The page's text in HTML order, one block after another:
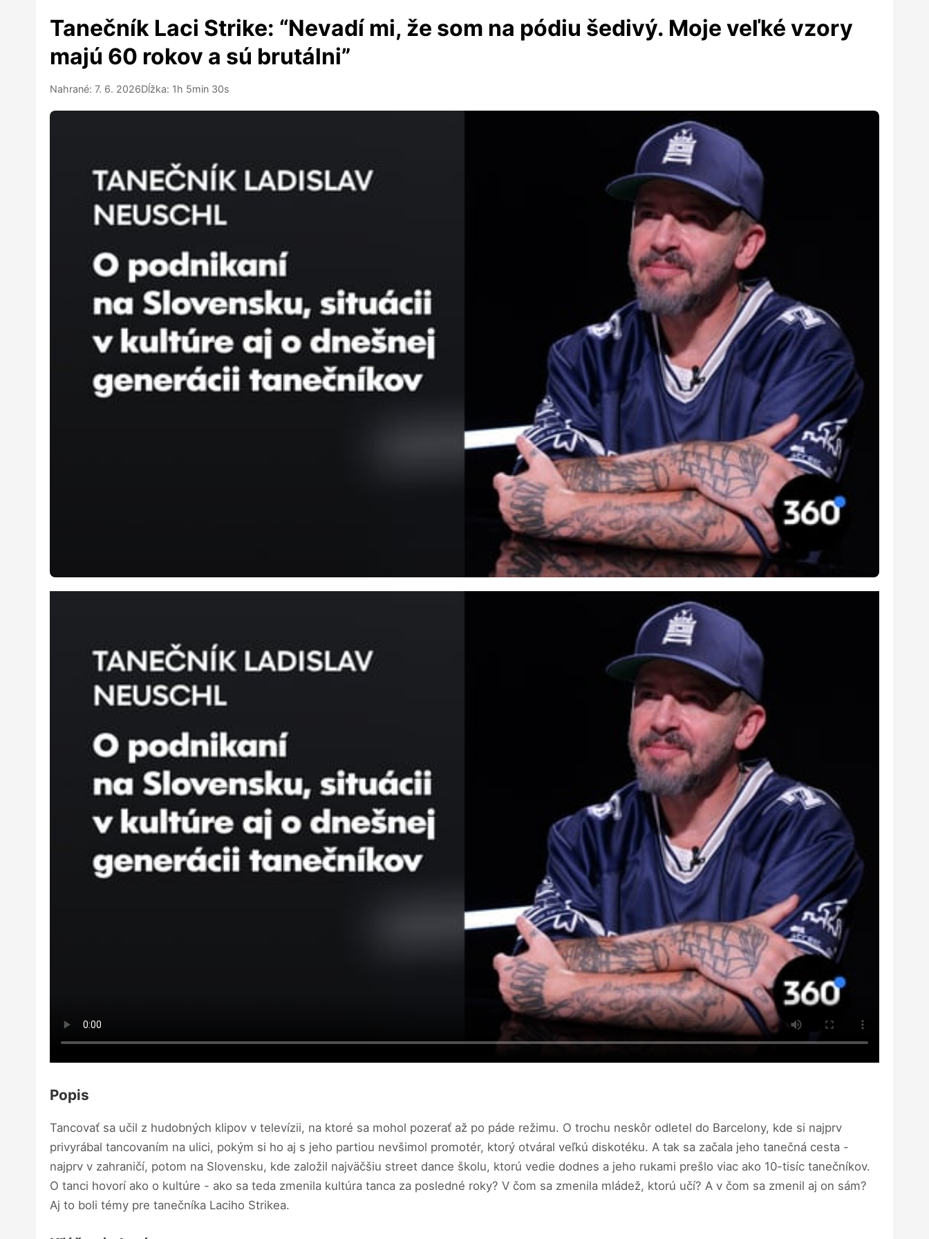
Tanečník Laci Strike: “Nevadí mi, že som na pódiu šedivý. Moje veľké vzory
majú 60 rokov a sú brutálni”
Nahrané: 7. 6. 2026Dĺžka: 1h 5min 30s
Popis
Tancovať sa učil z hudobných klipov v televízii, na ktoré sa mohol pozerať až po páde režimu. O trochu neskôr odletel do Barcelony, kde si najprv
privyrábal tancovaním na ulici, pokým si ho aj s jeho partiou nevšimol promotér, ktorý otváral veľkú diskotéku. A tak sa začala jeho tanečná cesta -
najprv v zahraničí, potom na Slovensku, kde založil najväčšiu street dance školu, ktorú vedie dodnes a jeho rukami prešlo viac ako 10-tisíc tanečníkov.
O tanci hovorí ako o kultúre - ako sa teda zmenila kultúra tanca za posledné roky? V čom sa zmenila mládež, ktorú učí? A v čom sa zmenil aj on sám?
Aj to boli témy pre tanečníka Laciho Strikea.